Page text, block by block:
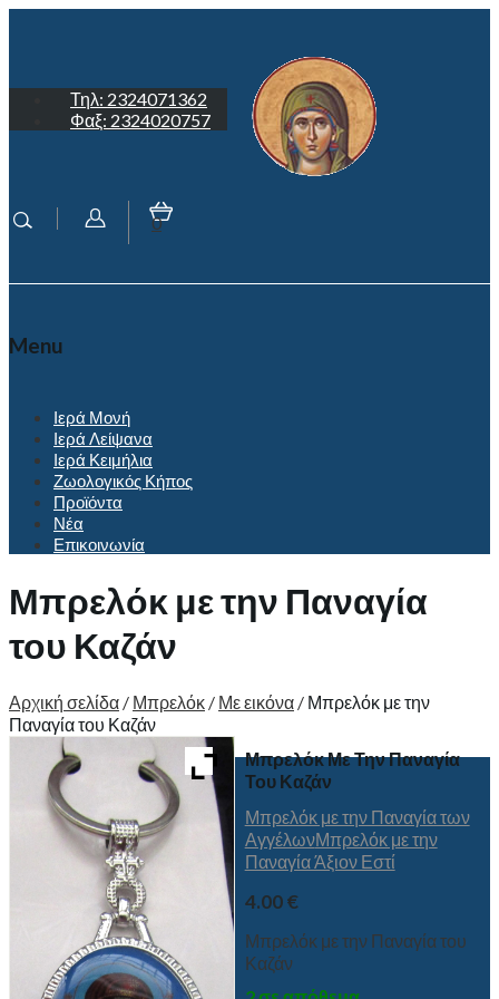
Τηλ: 2324071362
Φαξ: 2324020757
0
Menu
Ιερά Μονή
Ιερά Λείψανα
Ιερά Κειμήλια
Ζωολογικός Κήπος
Προϊόντα
Νέα
Επικοινωνία
Μπρελόκ με την Παναγία
του Καζάν
Αρχική σελίδα / Μπρελόκ / Με εικόνα / Μπρελόκ με την
Παναγία του Καζάν
Μπρελόκ Με Την Παναγία
Του Καζάν
Μπρελόκ με την Παναγία των
ΑγγέλωνΜπρελόκ με την
Παναγία Άξιον Εστί
4.00€
Μπρελόκ με την Παναγία του
Καζάν